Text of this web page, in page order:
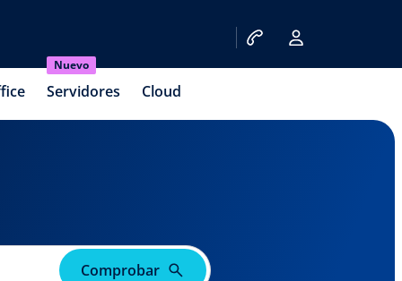
Nuevo
Servidores Cloud
Comprobar